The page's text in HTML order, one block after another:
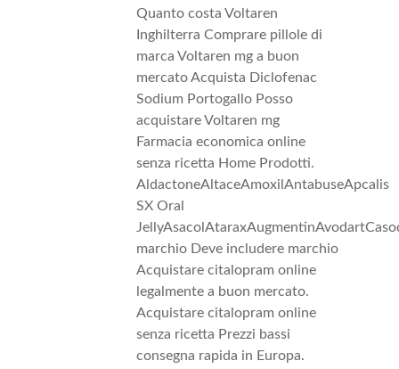
Quanto costa Voltaren
Inghilterra Comprare pillole di
marca Voltaren mg a buon
mercato Acquista Diclofenac
Sodium Portogallo Posso
acquistare Voltaren mg
Farmacia economica online
senza ricetta Home Prodotti.
AldactoneAltaceAmoxilAntabuseApcalis
SX Oral
marchio Deve includere marchio
Acquistare citalopram online
legalmente a buon mercato.
Acquistare citalopram online
senza ricetta Prezzi bassi
consegna rapida in Europa.